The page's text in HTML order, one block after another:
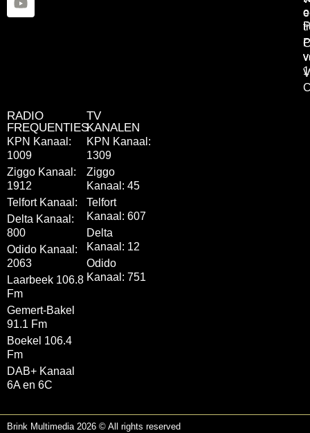
RADIO
FREQUENTIES
KPN Kanaal:
1009
Ziggo Kanaal:
1912
Telfort Kanaal:
Delta Kanaal:
800
Odido Kanaal:
2063
Laarbeek 106.8
Fm
Gemert-Bakel
91.1 Fm
Boekel 106.4
Fm
DAB+ Kanaal
6A en 6C
TV
KANALEN
KPN Kanaal:
1309
Ziggo
Kanaal: 45
Telfort
Kanaal: 607
Delta
Kanaal: 12
Odido
Kanaal: 751
Brink Multimedia 2026 © All rights reserved